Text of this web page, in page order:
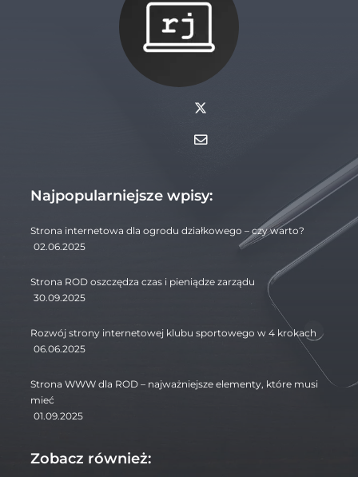
Najpopularniejsze wpisy:
Strona internetowa dla ogrodu działkowego – czy warto?
02.06.2025
Strona ROD oszczędza czas i pieniądze zarządu
30.09.2025
Rozwój strony internetowej klubu sportowego w 4 krokach
06.06.2025
Strona WWW dla ROD – najważniejsze elementy, które musi
mieć
01.09.2025
Zobacz również: